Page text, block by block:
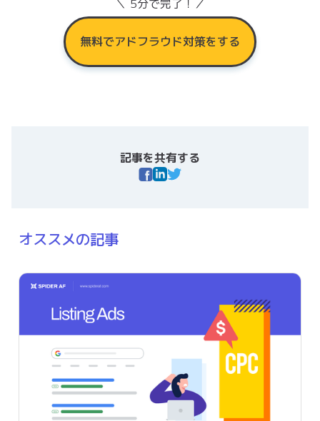
＼ 5分で完了！／
無料でアドフラウド対策をする
記事を共有する
オススメの記事